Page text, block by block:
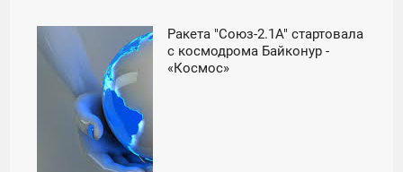
Ракета "Союз-2.1А" стартовала
с космодрома Байконур -
«Космос»